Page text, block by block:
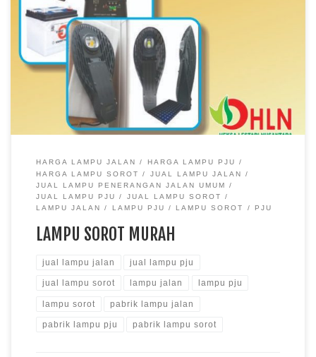
kami merupakan sebuah website penjualan produk rambu lalu
lintas dan perlengkapan jalan lainnya berkualitas dengan harga
yang murah. untuk pembelian dalam jumlah yang banyak kami
akan memberikan diskon berupa potongan harga sesuai
dengan banyak nya pembelian pada produk kami. kualitas kami
telah terjamin akan kualitas nya karena sudah lulus tahap […]
HARGA LAMPU JALAN
HARGA LAMPU PJU
HARGA LAMPU SOROT
JUAL LAMPU JALAN
JUAL LAMPU PENERANGAN JALAN UMUM
JUAL LAMPU PJU
JUAL LAMPU SOROT
LAMPU JALAN
LAMPU PJU LAMPU SOROT PJU
LAMPU SOROT MURAH
jual lampu jalan jual lampu pju
jual lampu sorot lampu jalan lampu pju
lampu sorot pabrik lampu jalan
pabrik lampu pju pabrik lampu sorot